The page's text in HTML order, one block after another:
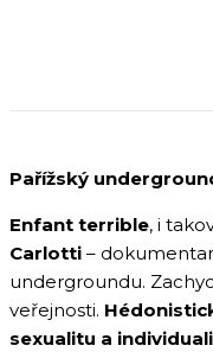
Pařížský
Enfant terrible, i
Carlotti –
undergroundu.
veřejnosti.
sexualitu a